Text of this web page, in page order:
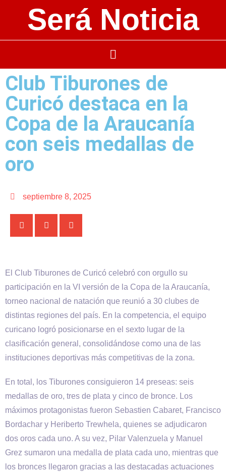
Será Noticia
Club Tiburones de
Curicó destaca en la
Copa de la Araucanía
con seis medallas de
oro
septiembre 8, 2025
El Club Tiburones de Curicó celebró con orgullo su
participación en la VI versión de la Copa de la Araucanía,
torneo nacional de natación que reunió a 30 clubes de
distintas regiones del país. En la competencia, el equipo
curicano logró posicionarse en el sexto lugar de la
clasificación general, consolidándose como una de las
instituciones deportivas más competitivas de la zona.
En total, los Tiburones consiguieron 14 preseas: seis
medallas de oro, tres de plata y cinco de bronce. Los
máximos protagonistas fueron Sebastien Cabaret, Francisco
Bordachar y Heriberto Trewhela, quienes se adjudicaron
dos oros cada uno. A su vez, Pilar Valenzuela y Manuel
Grez sumaron una medalla de plata cada uno, mientras que
los bronces llegaron gracias a las destacadas actuaciones